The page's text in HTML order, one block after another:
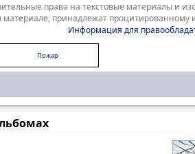
права на текстовые материалы и
принадлежат процитированному
Информация для
Пожар